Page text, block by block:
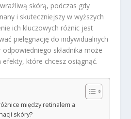
skórą, podczas gdy
i skuteczniejszy w wyższych
ich kluczowych różnic jest
pielęgnację do indywidualnych
składnika może
efekty, które chcesz osiągnąć.
między retinalem a
skóry?